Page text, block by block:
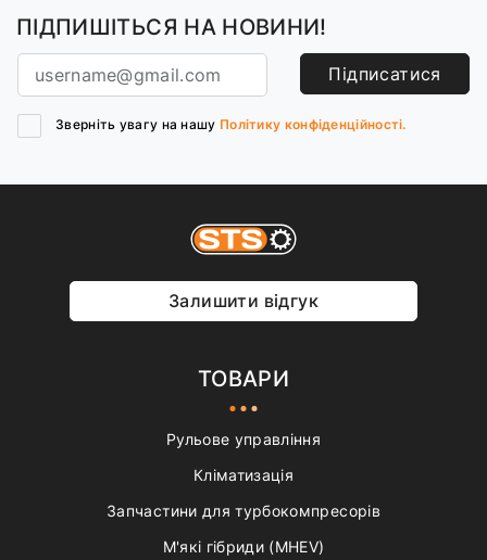
ПІДПИШІТЬСЯ НА НОВИНИ!
Підписатися
Зверніть увагу на нашу Політику конфіденційності.
Залишити відгук
ТОВАРИ
Рульове управління
Кліматизація
Запчастини для турбокомпресорів
М'які гібриди (MHEV)